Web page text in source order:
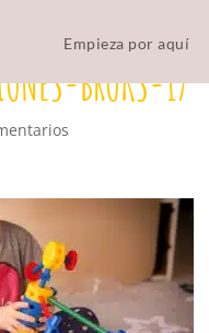
Empieza por aquí
BROKS-17